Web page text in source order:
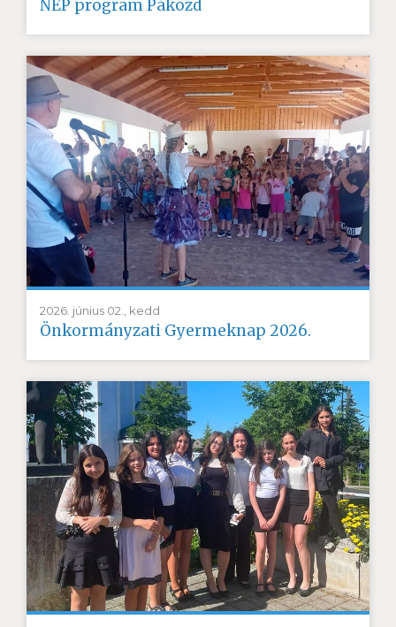
NEP program Pákozd
2026. június 02., kedd
Önkormányzati Gyermeknap 2026.